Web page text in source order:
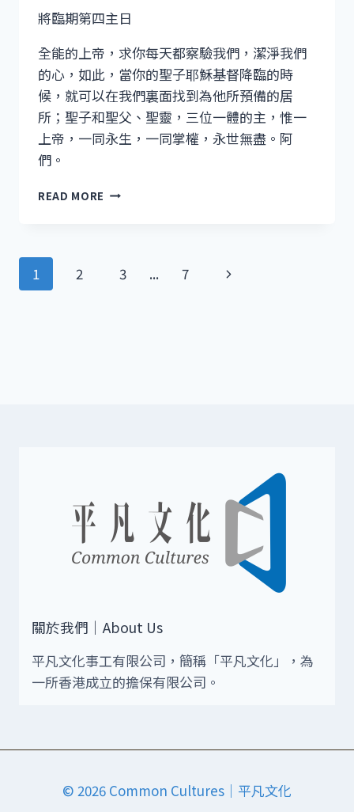
將臨期第四主日
全能的上帝，求你每天都察驗我們，潔淨我們
的心，如此，當你的聖子耶穌基督降臨的時
候，就可以在我們裏面找到為他所預備的居
所；聖子和聖父、聖靈，三位一體的主，惟一
上帝，一同永生，一同掌權，永世無盡。阿
們。
READ MORE
Page
1 2 3 ... 7
Next
關於我們｜About Us
平凡文化事工有限公司，簡稱「平凡文化」，為
一所香港成立的擔保有限公司。
© 2026 Common Cultures｜平凡文化